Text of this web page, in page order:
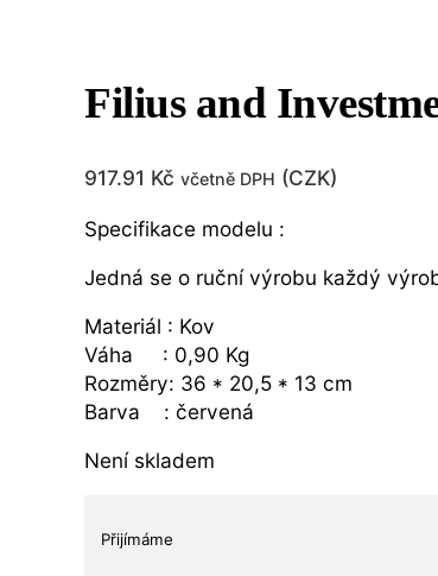
Filius and
917.91 Kč včetně DPH (CZK)
Specifikace modelu :
Jedná se o ruční výrobu každý
Materiál : Kov
Váha : 0,90 Kg
Rozměry: 36 * 20,5 * 13 cm
Barva : červená
Není skladem
Přijímáme